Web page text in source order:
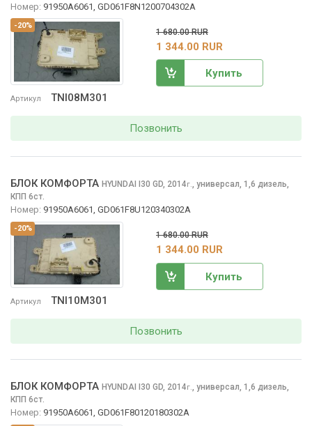
-20%
Артикул TNI08M301
Номер: 91950A6061, GD061F8N1200704302A
1 680.00 RUR
1 344.00 RUR
Купить
Позвонить
-20%
Артикул TNI10M301
БЛОК КОМФОРТА HYUNDAI I30 GD, 2014г., универсал, 1,6 дизель,
КПП 6ст.
Номер: 91950A6061, GD061F8U120340302A
1 680.00 RUR
1 344.00 RUR
Купить
Позвонить
БЛОК КОМФОРТА HYUNDAI I30 GD, 2014г., универсал, 1,6 дизель,
КПП 6ст.
Номер: 91950A6061, GD061F80120180302A